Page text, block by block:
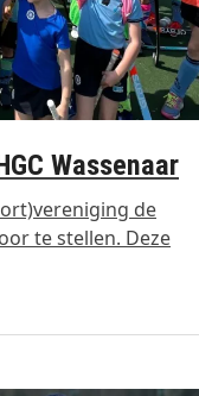
Wassenaar
de
te stellen. Deze